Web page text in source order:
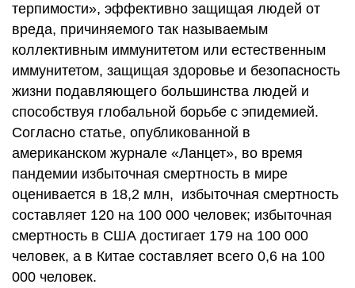
терпимости», эффективно защищая людей от
вреда, причиняемого так называемым
коллективным иммунитетом или естественным
иммунитетом, защищая здоровье и безопасность
жизни подавляющего большинства людей и
способствуя глобальной борьбе с эпидемией.
Согласно статье, опубликованной в
американском журнале «Ланцет», во время
пандемии избыточная смертность в мире
оценивается в 18,2 млн, избыточная смертность
составляет 120 на 100 000 человек; избыточная
смертность в США достигает 179 на 100 000
человек, а в Китае составляет всего 0,6 на 100
000 человек.